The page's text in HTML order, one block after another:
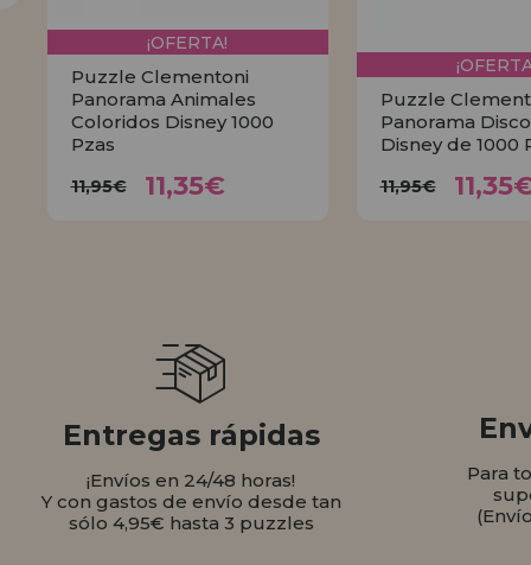
¡OFERTA!
Puzzle Clementoni
Panorama Animales
Coloridos Disney 1000
Pzas
11,95€ 11,35€
Puzzle
Panorama
Disney de 1000
11,95€
Entregas rápidas
¡Envíos en 24/48 horas!
Y con gastos de envío desde tan
sólo 4,95€ hasta 3 puzzles
Para